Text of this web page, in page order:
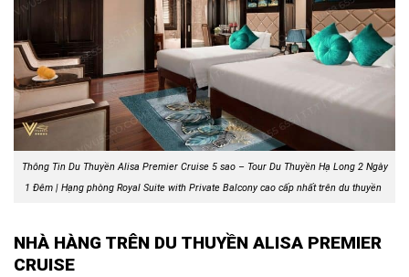
Thông Tin Du Thuyền Alisa Premier Cruise 5 sao – Tour Du Thuyền Hạ Long 2 Ngày
1 Đêm | Hạng phòng Royal Suite with Private Balcony cao cấp nhất trên du thuyền
NHÀ HÀNG TRÊN DU THUYỀN ALISA PREMIER
CRUISE